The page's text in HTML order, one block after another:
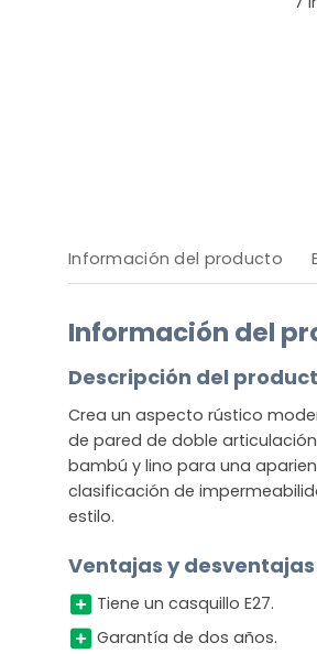
Información del producto
Información del
Descripción del
Crea un aspecto rústico
de pared de doble
bambú y lino para una
clasificación de
estilo.
Ventajas y desventajas
Tiene un casquillo E27.
Garantía de dos años.